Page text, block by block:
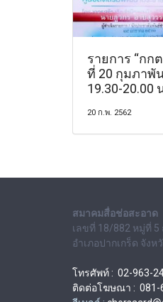
รายการ “กก
ที่ 20 กุมภาพั
19.30-20.00
20 ก.พ. 2562
สมาคมสื่อช่อสะอาด
เลขที่ 18/882 หมู่ที่
อำเภอปากเกร็ด จัง
โทรศัพท์ : 02-963-
ติดต่อโฆษณา : 081-